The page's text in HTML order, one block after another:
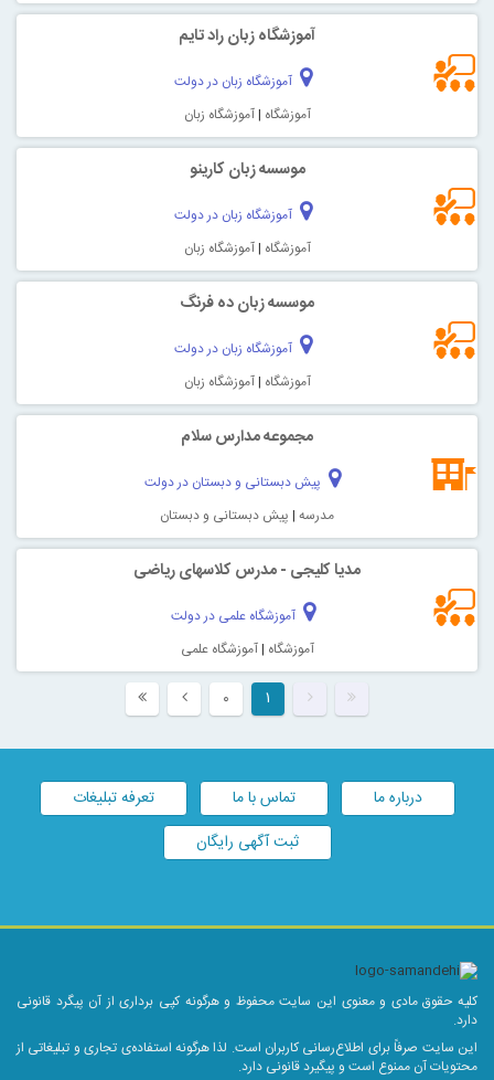
آموزشگاه زبان راد تایم
آموزشگاه زبان در دولت
آموزشگاه |آموزشگاه زبان
موسسه زبان کارینو
آموزشگاه زبان در دولت
آموزشگاه |آموزشگاه زبان
موسسه زبان ده فرنگ
آموزشگاه زبان در دولت
آموزشگاه |آموزشگاه زبان
مجموعه مدارس سلام
پیش دبستانی و دبستان در دولت
مدرسه | پیش دبستانی و دبستان
مدیا کلیجی - مدرس کلاسهای ریاضی
آموزشگاه علمی در دولت
آموزشگاه |آموزشگاه علمی
۱ ۰
درباره ما تماس با ما
تعرفه تبلیغات
ثبت آگهی رایگان
کلیه حقوق مادی و معنوی این سایت محفوظ و هرگونه کپی برداری از آن پیگرد قانونی
دارد.
این سایت صرفاً برای اطلاع‌رسانی کاربران است. لذا هرگونه استفاده‌ی تجاری و تبلیغاتی از
محتویات آن ممنوع است و پیگیرد قانونی دارد.